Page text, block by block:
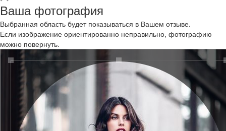
Ваша фотография
Выбранная область будет показываться в Вашем отзыве.
Если изображение ориентированно неправильно, фотографию
можно повернуть.